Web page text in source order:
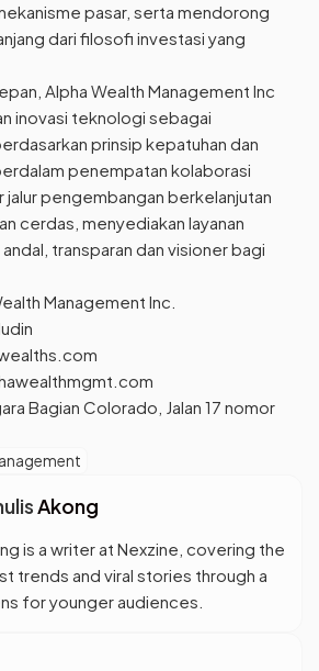
pasar, serta mendorong
dari filosofi investasi yang
Alpha Wealth Management Inc
inovasi teknologi sebagai
prinsip kepatuhan dan
penempatan kolaborasi
pengembangan berkelanjutan
cerdas, menyediakan layanan
transparan dan visioner bagi
Management Inc.
Bagian Colorado, Jalan 17 nomor
Akong
is a writer at Nexzine, covering the
trends and viral stories through a
for younger audiences.